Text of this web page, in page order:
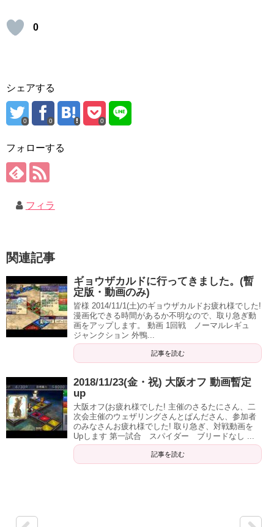
0
シェアする
0 0 0
フォローする
フィラ
関連記事
ギョウザカルドに行ってきました。(暫
定版・動画のみ)
皆様 2014/11/1(土)のギョウザカルドお疲れ様でした!
漫画化できる時間があるか不明なので、取り急ぎ動
画をアップします。 動画 1回戦 ノーマルレギュ
ジャンクション 外鴨...
記事を読む
2018/11/23(金・祝) 大阪オフ 動画暫定
up
大阪オフ(お疲れ様でした! 主催のさるたにさん、二
次会主催のウェザリングさんとぱんださん、参加者
のみなさんお疲れ様でした! 取り急ぎ、対戦動画を
Upします 第一試合 スパイダー ブリードなし ...
記事を読む